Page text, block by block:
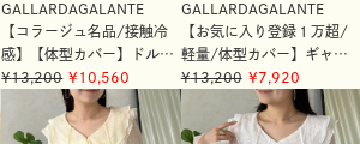
GALLARDAGALANTE
【コラージュ名品/接触冷
感】【体型カバー】ドルマ
ンジャージスクエアプルオ
13,200 10,560
GALLARDAGALANTE
【お気に入り登録１万超/
軽量/体型カバー】ギャザ
ー切替シアーシャツカーデ
ィガン
13,200 7,920